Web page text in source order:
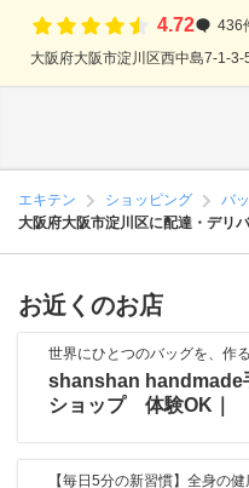
4.72
436
大阪府大阪市淀川区西中島7-1-
エキテン ショッピング
バ
大阪府大阪市淀川区に配達・デリ
お近くのお店
世界にひとつのバッグを、作
shanshan handmade
ショップ 体験OK｜
【毎日5分の新習慣】全身の